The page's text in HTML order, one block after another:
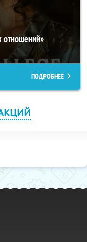
отношений»
ПОДРОБНЕЕ